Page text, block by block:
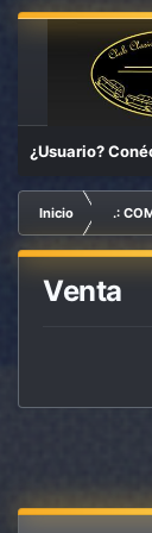
¿Usuario?
Inicio .:
Venta